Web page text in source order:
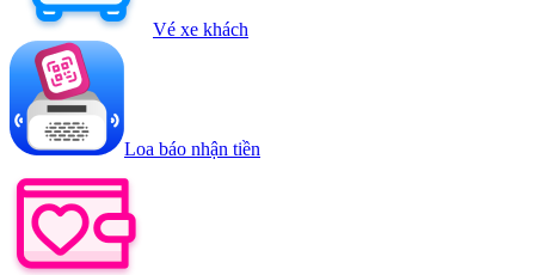
Vé xe khách
Loa báo nhận tiền